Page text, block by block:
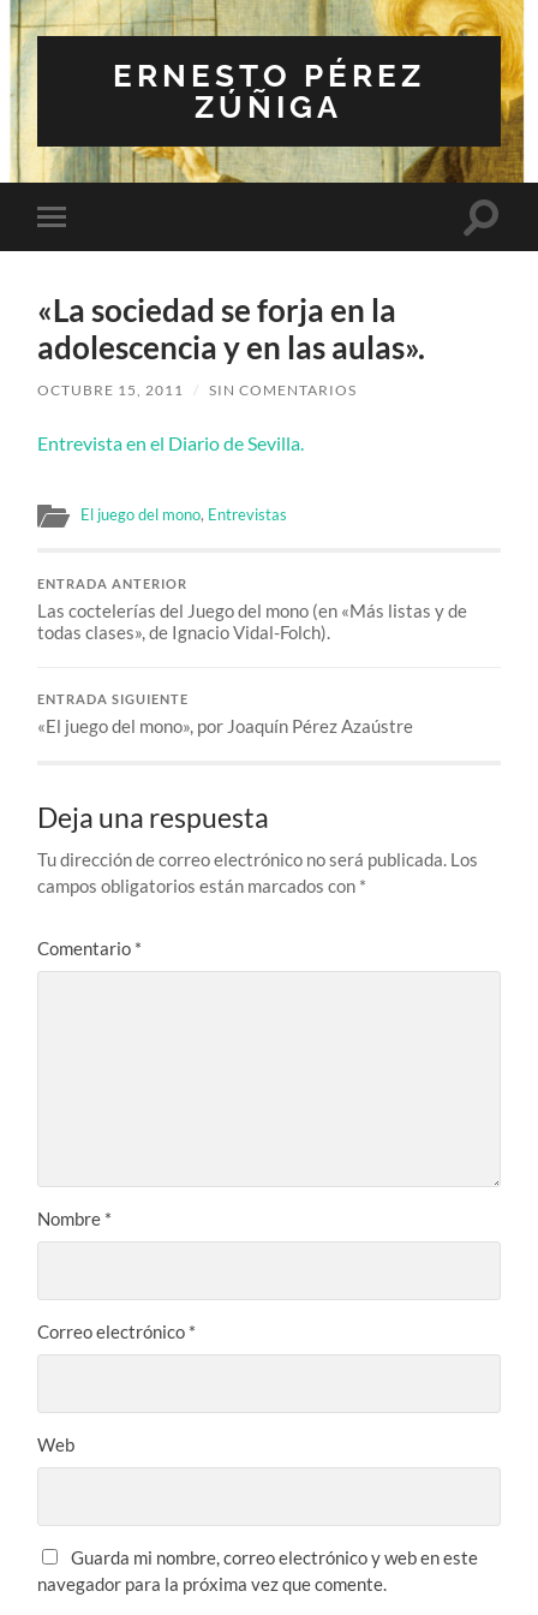
ERNESTO PÉREZ
ZÚÑIGA
Alternar
el
«La sociedad se forja en la
adolescencia y en las aulas».
OCTUBRE 15, 2011 / SIN COMENTARIOS
Entrevista en el Diario de Sevilla.
El juego del mono, Entrevistas
ENTRADA ANTERIOR
Las coctelerías del Juego del mono (en «Más listas y de
todas clases», de Ignacio Vidal-Folch).
ENTRADA SIGUIENTE
«El juego del mono», por Joaquín Pérez Azaústre
Deja una respuesta
Tu dirección de correo electrónico no será publicada. Los
campos obligatorios están marcados con *
Comentario *
Nombre *
Correo electrónico *
Web
Guarda mi nombre, correo electrónico y web en este
navegador para la próxima vez que comente.